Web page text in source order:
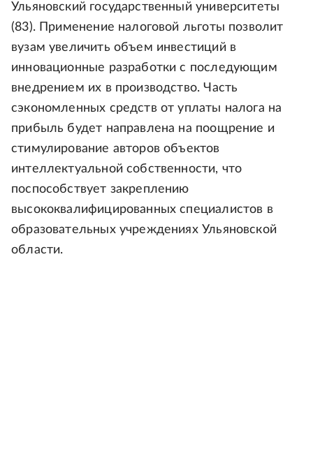
Ульяновский государственный университеты
(83). Применение налоговой льготы позволит
вузам увеличить объем инвестиций в
инновационные разработки с последующим
внедрением их в производство. Часть
сэкономленных средств от уплаты налога на
прибыль будет направлена на поощрение и
стимулирование авторов объектов
интеллектуальной собственности, что
поспособствует закреплению
высококвалифицированных специалистов в
образовательных учреждениях Ульяновской
области.